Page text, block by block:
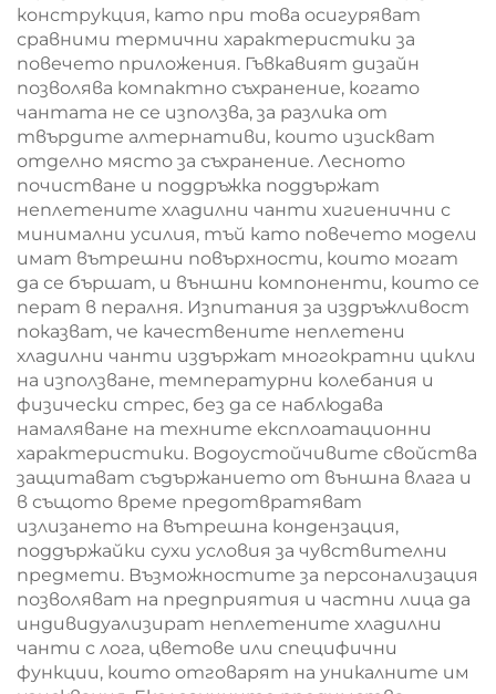
конструкция, като при това осигуряват
сравними термични характеристики за
повечето приложения. Гъвкавият дизайн
позволява компактно съхранение, когато
чантата не се използва, за разлика от
твърдите алтернативи, които изискват
отделно място за съхранение. Лесното
почистване и поддръжка поддържат
неплетените хладилни чанти хигиенични с
минимални усилия, тъй като повечето модели
имат вътрешни повърхности, които могат
да се бършат, и външни компоненти, които се
перат в пералня. Изпитания за издръжливост
показват, че качествените неплетени
хладилни чанти издържат многократни цикли
на използване, температурни колебания и
физически стрес, без да се наблюдава
намаляване на техните експлоатационни
характеристики. Водоустойчивите свойства
защитават съдържанието от външна влага и
в същото време предотвратяват
излизането на вътрешна кондензация,
поддържайки сухи условия за чувствителни
предмети. Възможностите за персонализация
позволяват на предприятия и частни лица да
индивидуализират неплетените хладилни
чанти с лога, цветове или специфични
функции, които отговарят на уникалните им